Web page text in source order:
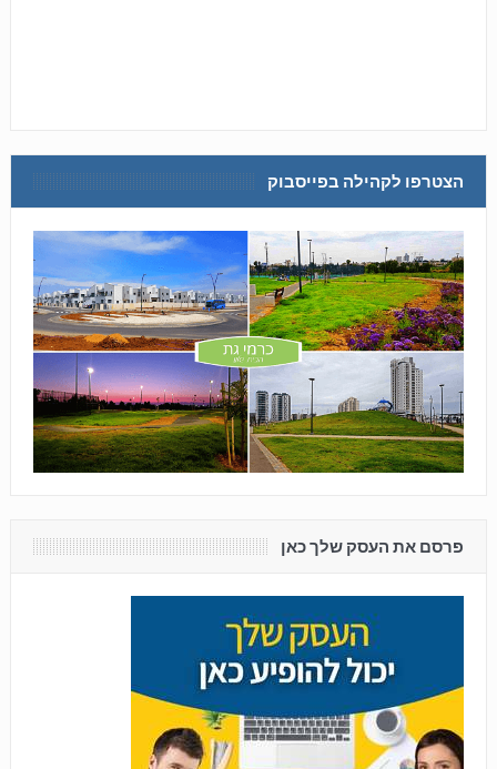
הצטרפו לקהילה בפייסבוק
פרסם את העסק שלך כאן